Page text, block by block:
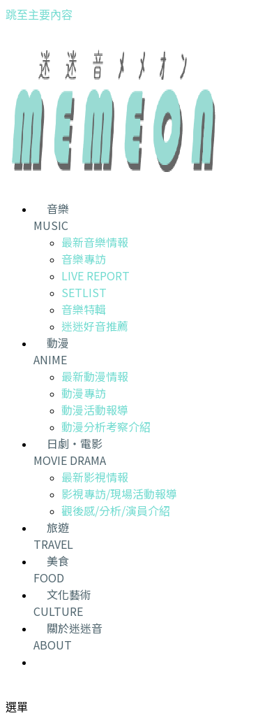
跳至主要內容
音樂
MUSIC
最新音樂情報
音樂專訪
LIVE REPORT
SETLIST
音樂特輯
迷迷好音推薦
動漫
ANIME
最新動漫情報
動漫專訪
動漫活動報導
動漫分析考察介紹
日劇・電影
MOVIE DRAMA
最新影視情報
影視專訪/現場活動報導
觀後感/分析/演員介紹
旅遊
TRAVEL
美食
FOOD
文化藝術
CULTURE
關於迷迷音
ABOUT
選單